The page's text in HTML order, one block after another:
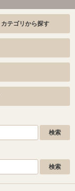
カテゴリから探す